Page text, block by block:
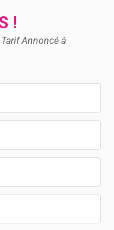
!
Annoncé à